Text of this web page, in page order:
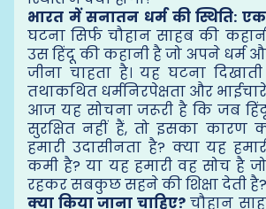
भारत में सनातन धर्म की स्थिति:
घटना सिर्फ चौहान साहब की
उस हिंदू की कहानी है जो अपने धर्म
जीना चाहता है। यह घटना
तथाकथित धर्मनिरपेक्षता और
आज यह सोचना जरूरी है कि जब
सुरक्षित नहीं हैं, तो इसका कारण
हमारी उदासीनता है? क्या यह
कमी है? या यह हमारी वह सोच है
रहकर सबकुछ सहने की शिक्षा देती है?
क्या किया जाना चाहिए?चौहान